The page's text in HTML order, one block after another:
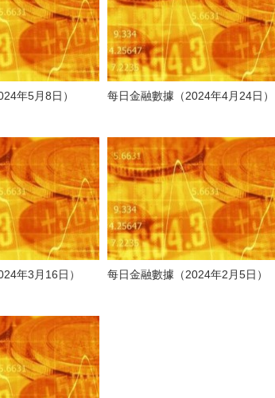
年5月8日） 每日金融數據（2024年4月24日）
年3月16日） 每日金融數據（2024年2月5日）